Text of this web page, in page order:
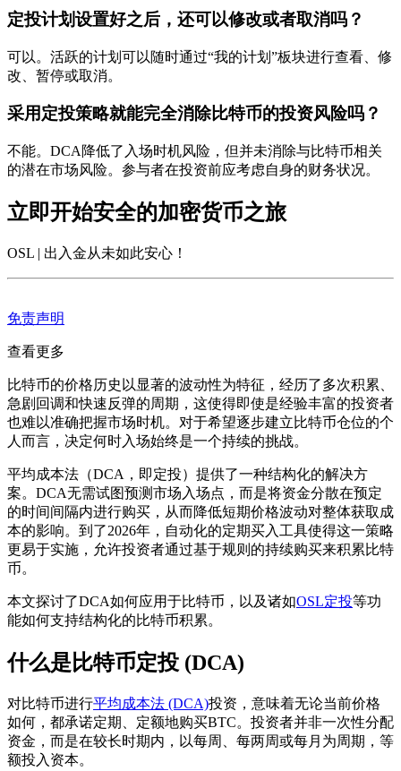
定投计划设置好之后，还可以修改或者取消吗？
可以。活跃的计划可以随时通过“我的计划”板块进行查看、修
改、暂停或取消。
采用定投策略就能完全消除比特币的投资风险吗？
不能。DCA降低了入场时机风险，但并未消除与比特币相关
的潜在市场风险。参与者在投资前应考虑自身的财务状况。
立即开始安全的加密货币之旅
OSL | 出入金从未如此安心 ！
免责声明
查看更多
比特币的价格历史以显著的波动性为特征，经历了多次积累、
急剧回调和快速反弹的周期，这使得即使是经验丰富的投资者
也难以准确把握市场时机。对于希望逐步建立比特币仓位的个
人而言，决定何时入场始终是一个持续的挑战。
平均成本法（DCA，即定投）提供了一种结构化的解决方
案。DCA无需试图预测市场入场点，而是将资金分散在预定
的时间间隔内进行购买，从而降低短期价格波动对整体获取成
本的影响。到了2026年，自动化的定期买入工具使得这一策略
更易于实施，允许投资者通过基于规则的持续购买来积累比特
币。
本文探讨了DCA如何应用于比特币，以及诸如OSL定投等功
能如何支持结构化的比特币积累。
什么是比特币定投 (DCA)
对比特币进行平均成本法 (DCA)投资，意味着无论当前价格
如何，都承诺定期、定额地购买BTC。投资者并非一次性分配
资金，而是在较长时期内，以每周、每两周或每月为周期，等
额投入资本。